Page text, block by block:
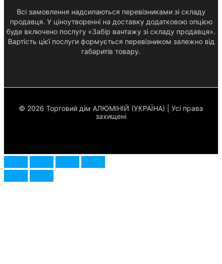
Всі замовлення надсилаються перевізниками зі складу
продавця. У ціноутворенні на доставку додатковою опцією
буде включено послугу «Забір вантажу зі складу продавця».
Вартість цієї послуги формується перевізником залежно від
габаритів товару.
© 2026 Торговий дім АЛЮМІНІЙ (УКРАЇНА) | Усі права
захищені